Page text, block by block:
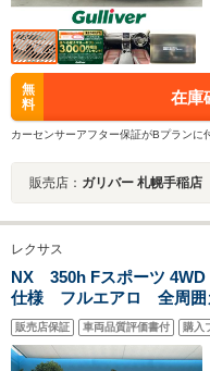
無
料
在庫
カーセンサーアフター保証がBプランに
販売店： ガリバー 札幌手稲店
レクサス
NX 350h Fスポーツ
仕様 フルエアロ 全周囲
イオーディオ ブラインド
ト シートベンチレーシ
正20インチアルミ
販売店保証 車両品質評価書付 購入